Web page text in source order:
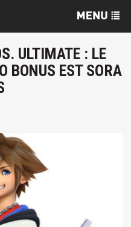
ULTIMATE : LE
BONUS EST SORA